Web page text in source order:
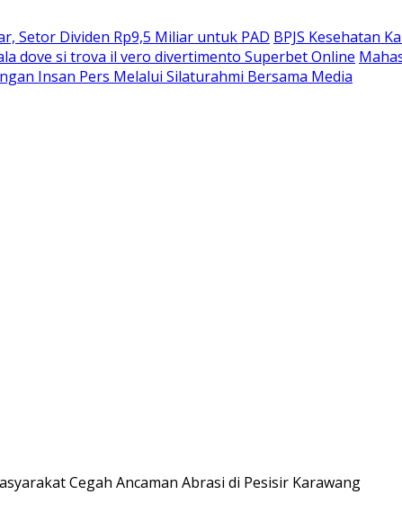
Setor Dividen Rp9,5 Miliar untuk PAD BPJS Kesehatan
dove si trova il vero divertimento Superbet Online
Insan Pers Melalui Silaturahmi Bersama Media
Cegah Ancaman Abrasi di Pesisir Karawang